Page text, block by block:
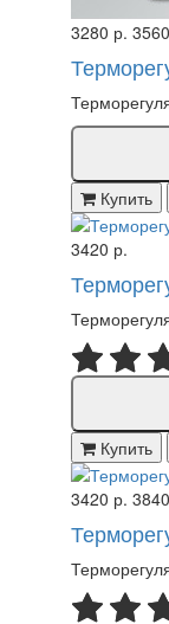
3280 р.
Купить
3420 р.
Купить
3420 р.